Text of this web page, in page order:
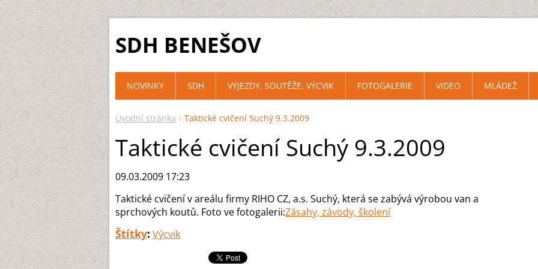
SDH BENEŠOV
Úvodní stránka Taktické cvičení Suchý 9.3.2009
Taktické cvičení Suchý 9.3.2009
09.03.2009 17:23
Taktické cvičení v areálu firmy RIHO CZ, a.s. Suchý, která se zabývá výrobou van a
sprchových koutů. Foto ve fotogalerii:Zásahy, závody, školení
Štítky: Výcvik
NOVINKY SDH VÝJEZDY, SOUTĚŽE, VÝCVIK FOTOGALERIE VIDEO MLÁDEŽ